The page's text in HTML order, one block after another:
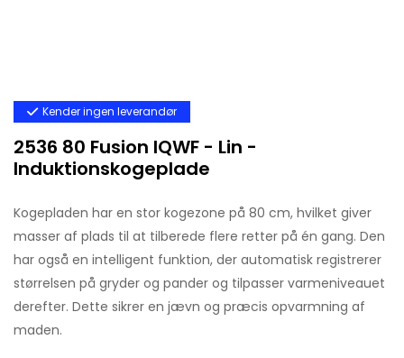
Kender ingen leverandør
2536 80 Fusion IQWF - Lin -
Induktionskogeplade
Kogepladen har en stor kogezone på 80 cm, hvilket giver
masser af plads til at tilberede flere retter på én gang. Den
har også en intelligent funktion, der automatisk registrerer
størrelsen på gryder og pander og tilpasser varmeniveauet
derefter. Dette sikrer en jævn og præcis opvarmning af
maden.